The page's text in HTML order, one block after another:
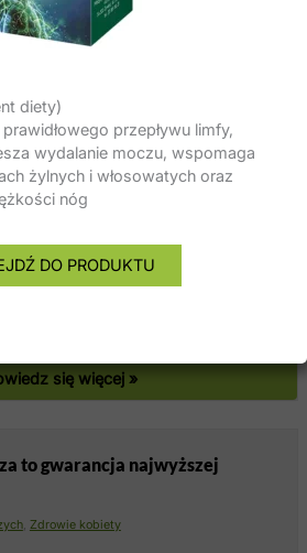
diety)
przepływu limfy,
wydalanie moczu, wspomaga
żylnych i włosowatych oraz
nóg
DO PRODUKTU
inne artykuły
w sklepach zielarskich
Zdrowie kobiety
to osoby, które są najlepiej
naturalnych preparatów
się więcej »
to gwarancja najwyższej
, Zdrowie kobiety